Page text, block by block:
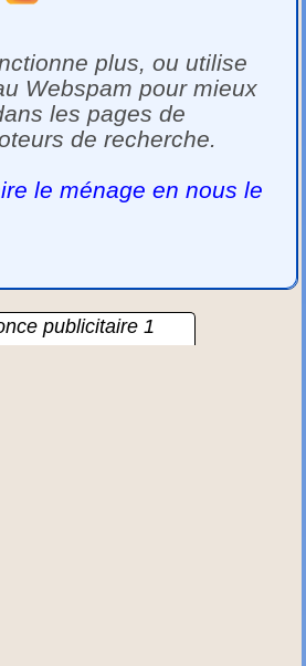
plus, ou utilise
Webspam pour mieux
les pages de
de recherche.
le ménage en nous le
publicitaire 1